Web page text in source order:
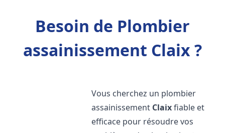
Besoin de Plombier
assainissement Claix ?
Vous cherchez un plombier
assainissement Claixfiable et
efficace pour résoudre vos